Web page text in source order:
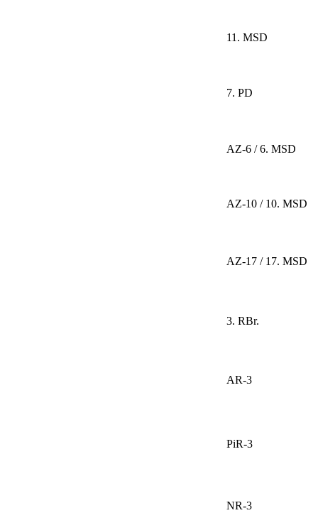
11. MSD
7. PD
AZ-6 / 6. MSD
AZ-10 / 10. MSD
AZ-17 / 17. MSD
3. RBr.
AR-3
PiR-3
NR-3